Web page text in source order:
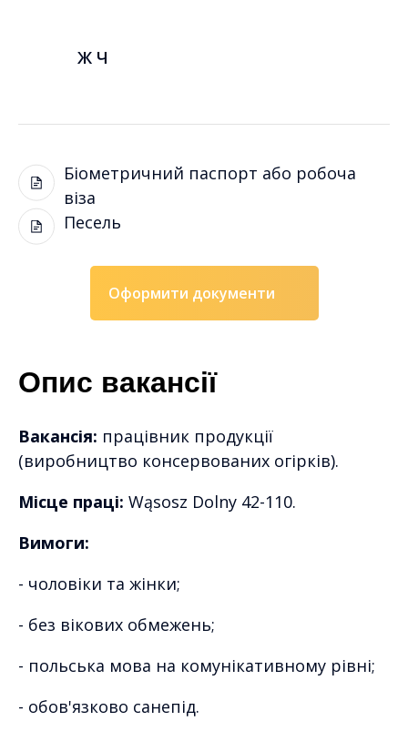
Ж Ч
Біометричний паспорт або робоча
віза
Песель
Оформити документи
Опис вакансії
Вакансія: працівник продукції
(виробництво консервованих огірків).
Місце праці: Wąsosz Dolny 42-110.
Вимоги:
- чоловіки та жінки;
- без вікових обмежень;
- польська мова на комунікативному рівні;
- обов'язково санепід.